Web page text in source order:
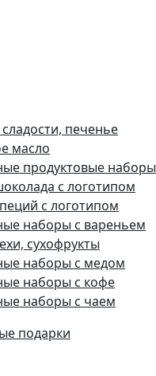
печенье
масло
продуктовые наборы
с логотипом
с логотипом
наборы с вареньем
сухофрукты
наборы с медом
наборы с кофе
наборы с чаем
подарки